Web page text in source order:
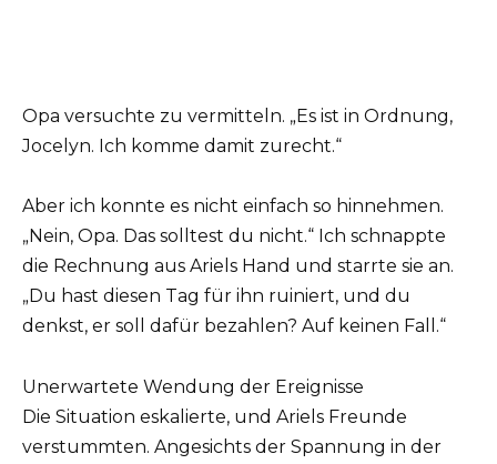
Opa versuchte zu vermitteln. „Es ist in Ordnung,
Jocelyn. Ich komme damit zurecht.“
Aber ich konnte es nicht einfach so hinnehmen.
„Nein, Opa. Das solltest du nicht.“ Ich schnappte
die Rechnung aus Ariels Hand und starrte sie an.
„Du hast diesen Tag für ihn ruiniert, und du
denkst, er soll dafür bezahlen? Auf keinen Fall.“
Unerwartete Wendung der Ereignisse
Die Situation eskalierte, und Ariels Freunde
verstummten. Angesichts der Spannung in der